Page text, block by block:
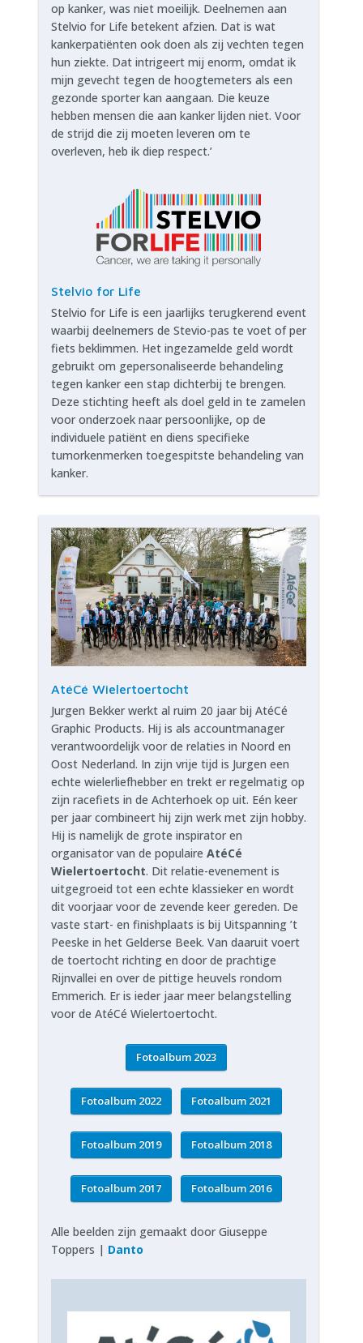
op kanker, was niet moeilijk. Deelnemen aan
Stelvio for Life betekent afzien. Dat is wat
kankerpatiënten ook doen als zij vechten tegen
hun ziekte. Dat intrigeert mij enorm, omdat ik
mijn gevecht tegen de hoogtemeters als een
gezonde sporter kan aangaan. Die keuze
hebben mensen die aan kanker lijden niet. Voor
de strijd die zij moeten leveren om te
overleven, heb ik diep respect.’
Stelvio for Life
Stelvio for Life is een jaarlijks terugkerend event
waarbij deelnemers de Stevio-pas te voet of per
fiets beklimmen. Het ingezamelde geld wordt
gebruikt om gepersonaliseerde behandeling
tegen kanker een stap dichterbij te brengen.
Deze stichting heeft als doel geld in te zamelen
voor onderzoek naar persoonlijke, op de
individuele patiënt en diens specifieke
tumorkenmerken toegespitste behandeling van
kanker.
AtéCé Wielertoertocht
Jurgen Bekker werkt al ruim 20 jaar bij AtéCé
Graphic Products. Hij is als accountmanager
verantwoordelijk voor de relaties in Noord en
Oost Nederland. In zijn vrije tijd is Jurgen een
echte wielerliefhebber en trekt er regelmatig op
zijn racefiets in de Achterhoek op uit. Eén keer
per jaar combineert hij zijn werk met zijn hobby.
Hij is namelijk de grote inspirator en
organisator van de populaire AtéCé
Wielertoertocht. Dit relatie-evenement is
uitgegroeid tot een echte klassieker en wordt
dit voorjaar voor de zevende keer gereden. De
vaste start- en finishplaats is bij Uitspanning ’t
Peeske in het Gelderse Beek. Van daaruit voert
de toertocht richting en door de prachtige
Rijnvallei en over de pittige heuvels rondom
Emmerich. Er is ieder jaar meer belangstelling
voor de AtéCé Wielertoertocht.
Fotoalbum 2023
Fotoalbum 2022 Fotoalbum 2021
Fotoalbum 2019 Fotoalbum 2018
Fotoalbum 2017 Fotoalbum 2016
Alle beelden zijn gemaakt door Giuseppe
Toppers | Danto